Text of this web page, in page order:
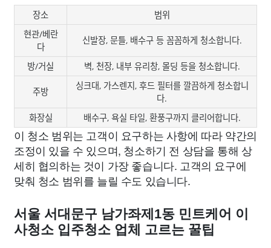
장소
범위
현관/베란
다
신발장, 문틀, 배수구 등 꼼꼼하게 청소합니다.
방/거실 벽, 천장, 내부 유리창, 몰딩 등을 청소합니다.
주방
싱크대, 가스렌지, 후드 필터를 깔끔하게 청소합니
다.
화장실
배수구, 욕실 타일, 환풍구까지 클리어합니다.
이 청소 범위는 고객이 요구하는 사항에 따라 약간의
조정이 있을 수 있으며, 청소하기 전 상담을 통해 상
세히 협의하는 것이 가장 좋습니다. 고객의 요구에
맞춰 청소 범위를 늘릴 수도 있습니다.
서울 서대문구 남가좌제1동 민트케어 이
사청소 입주청소 업체 고르는 꿀팁